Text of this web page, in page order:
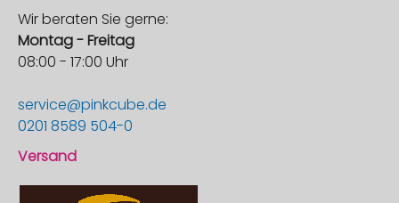
Wir beraten Sie gerne:
Montag - Freitag
08:00 - 17:00 Uhr
service@pinkcube.de
0201 8589 504-0
Versand